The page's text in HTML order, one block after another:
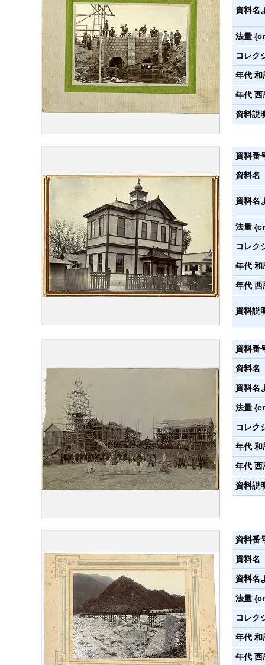
資料名
法量
コレク
年代 和
年代 西
資料説
資料番
資料名
資料名
法量
コレク
年代 和
年代 西
資料説
資料番
資料名
資料名
法量
コレク
年代 和
年代 西
資料説
資料番
資料名
資料名
法量
コレク
年代 和
年代 西